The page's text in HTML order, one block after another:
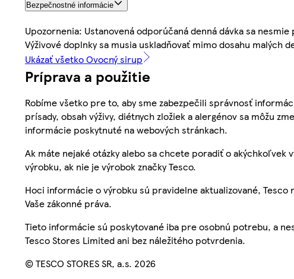
Bezpečnostné informácie
Upozornenia: Ustanovená odporúčaná denná dávka sa
Výživové doplnky sa musia uskladňovať mimo dosahu malých
Ukázať všetko Ovocný sirup
Príprava a použitie
Robíme všetko pre to, aby sme zabezpečili správnosť
prísady, obsah výživy, diétnych zložiek a alergénov sa môžu
informácie poskytnuté na webových stránkach.
Ak máte nejaké otázky alebo sa chcete poradiť o akýchkoľvek
výrobku, ak nie je výrobok značky Tesco.
Hoci informácie o výrobku sú pravidelne aktualizované,
Vaše zákonné práva.
Tieto informácie sú poskytované iba pre osobnú potrebu, a
Tesco Stores Limited ani bez náležitého potvrdenia.
© TESCO STORES SR, a.s. 2026